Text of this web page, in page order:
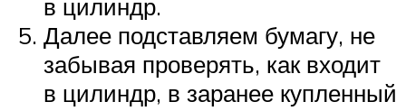
в цилиндр.
Далее подставляем бумагу, не
забывая проверять, как входит
в цилиндр, в заранее купленный